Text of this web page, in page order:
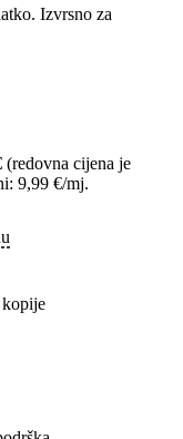
Izvrsno za
(redovna cijena je
9,99 €/mj.
kopije